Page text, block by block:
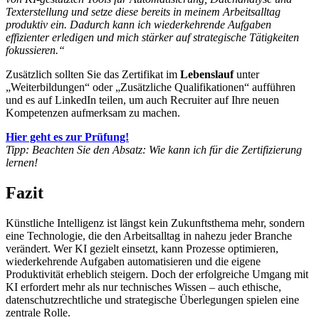
Texterstellung und setze diese bereits in meinem Arbeitsalltag
produktiv ein. Dadurch kann ich wiederkehrende Aufgaben
effizienter erledigen und mich stärker auf strategische Tätigkeiten
fokussieren.“
Zusätzlich sollten Sie das Zertifikat im Lebenslaufunter
„Weiterbildungen“ oder „Zusätzliche Qualifikationen“ aufführen
und es auf LinkedIn teilen, um auch Recruiter auf Ihre neuen
Kompetenzen aufmerksam zu machen.
Hier geht es zur Prüfung!
Tipp: Beachten Sie den Absatz: Wie kann ich für die Zertifizierung
lernen!
Fazit
Künstliche Intelligenz ist längst kein Zukunftsthema mehr, sondern
eine Technologie, die den Arbeitsalltag in nahezu jeder Branche
verändert. Wer KI gezielt einsetzt, kann Prozesse optimieren,
wiederkehrende Aufgaben automatisieren und die eigene
Produktivität erheblich steigern. Doch der erfolgreiche Umgang mit
KI erfordert mehr als nur technisches Wissen – auch ethische,
datenschutzrechtliche und strategische Überlegungen spielen eine
zentrale Rolle.